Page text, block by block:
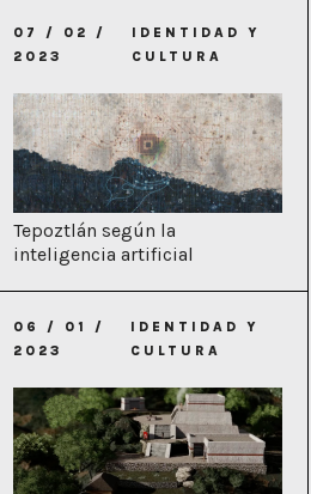
07 / 02 /
2023
IDENTIDAD Y
CULTURA
Tepoztlán según la
inteligencia artificial
06 / 01 /
2023
IDENTIDAD Y
CULTURA